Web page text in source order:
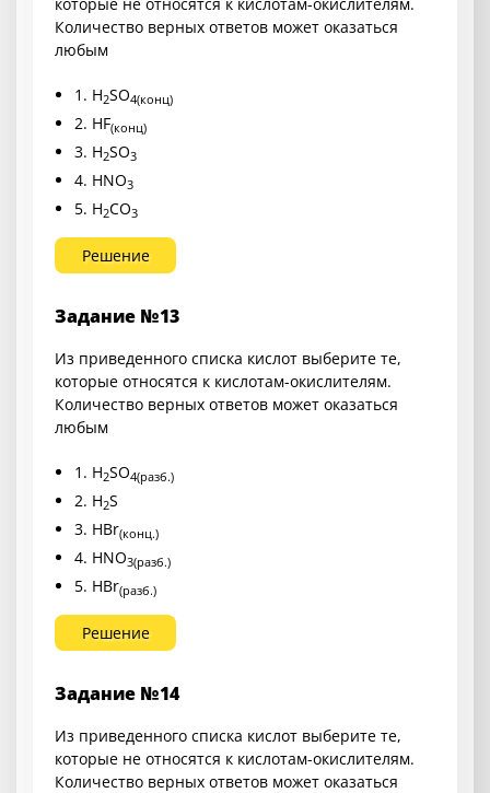
Количество верных ответов может оказаться
любым
1. H2SO4(конц)
2. HF(конц)
3. H2SO3
4. HNO3
5. H2CO3
Решение
Задание №13
Из приведенного списка кислот выберите те,
которые относятся к кислотам-окислителям.
Количество верных ответов может оказаться
любым
1. H2SO4(разб.)
2. H2S
3. HBr(конц.)
4. HNO3(разб.)
5. HBr(разб.)
Решение
Задание №14
Из приведенного списка кислот выберите те,
которые не относятся к кислотам-окислителям.
Количество верных ответов может оказаться